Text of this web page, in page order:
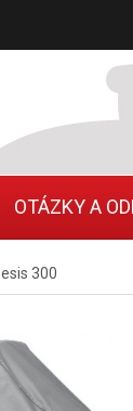
300
OTÁZKY A